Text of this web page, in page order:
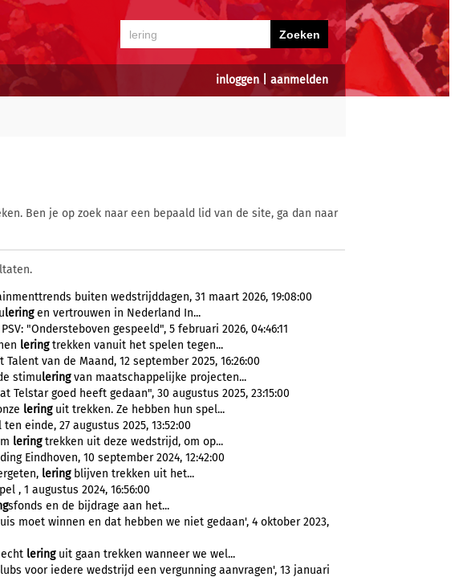
inloggen| aanmelden
Ben je op zoek naar een bepaald lid van de site, ga dan naar
buiten wedstrijddagen, 31 maart 2026, 19:08:00
leringen vertrouwen in Nederland In...
"Ondersteboven gespeeld", 5 februari 2026, 04:46:11
leringtrekken vanuit het spelen tegen...
van de Maand, 12 september 2025, 16:26:00
stimuleringvan maatschappelijke projecten...
Telstar goed heeft gedaan", 30 augustus 2025, 23:15:00
leringuit trekken. Ze hebben hun spel...
einde, 27 augustus 2025, 13:52:00
leringtrekken uit deze wedstrijd, om op...
Eindhoven, 10 september 2024, 12:42:00
leringblijven trekken uit het...
, 1 augustus 2024, 16:56:00
sfonds en de bijdrage aan het...
moet winnen en dat hebben we niet gedaan', 4 oktober 2023,
leringuit gaan trekken wanneer we wel...
voor iedere wedstrijd een vergunning aanvragen', 13 januari